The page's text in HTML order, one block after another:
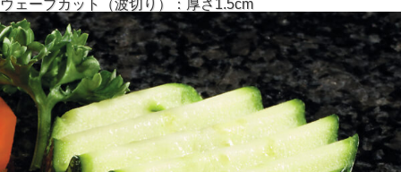
ウェーブカット（波切り）：厚さ1.5cm